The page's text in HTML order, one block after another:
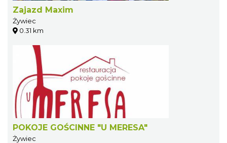
Zajazd Maxim
Żywiec
0.31 km
POKOJE GOŚCINNE "U MERESA"
Żywiec